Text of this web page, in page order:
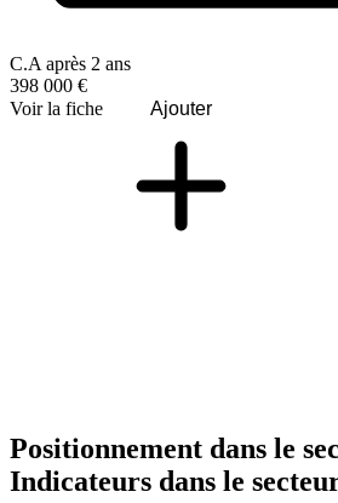
C.A après 2 ans
398 000 €
Voir la fiche
Ajouter
Positionnement dans le
Indicateurs dans le